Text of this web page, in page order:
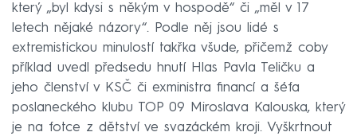
který „byl kdysi s někým v hospodě“ či „měl v 17
letech nějaké názory“. Podle něj jsou lidé s
extremistickou minulostí takřka všude, přičemž coby
příklad uvedl předsedu hnutí Hlas Pavla Teličku a
jeho členství v KSČ či exministra financí a šéfa
poslaneckého klubu TOP 09 Miroslava Kalouska, který
je na fotce z dětství ve svazáckém kroji. Vyškrtnout